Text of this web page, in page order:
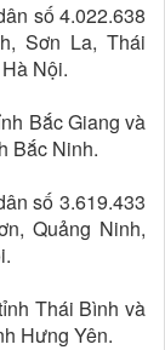
số 4.022.638
Sơn La, Thái
Nội.
Bắc Giang và
Bắc Ninh.
số 3.619.433
Quảng Ninh,
Thái Bình và
Hưng Yên.